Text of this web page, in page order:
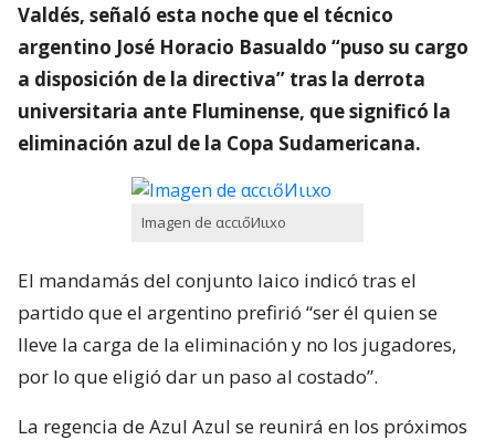
Valdés, señaló esta noche que el técnico
argentino José Horacio Basualdo “puso su cargo
a disposición de la directiva” tras la derrota
universitaria ante Fluminense, que significó la
eliminación azul de la Copa Sudamericana.
Imagen de αссιőИιιхο
El mandamás del conjunto laico indicó tras el
partido que el argentino prefirió “ser él quien se
lleve la carga de la eliminación y no los jugadores,
por lo que eligió dar un paso al costado”.
La regencia de Azul Azul se reunirá en los próximos